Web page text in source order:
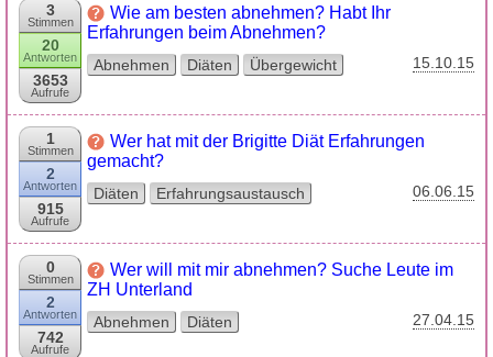
3
Stimmen
20
Antworten
3653
Aufrufe
Wie am besten abnehmen? Habt Ihr
Erfahrungen beim Abnehmen?
Abnehmen Diäten Übergewicht 15.10.15
1
Stimmen
2
Antworten
915
Aufrufe
Wer hat mit der Brigitte Diät Erfahrungen
gemacht?
Diäten Erfahrungsaustausch 06.06.15
0
Stimmen
2
Antworten
742
Aufrufe
Wer will mit mir abnehmen? Suche Leute im
ZH Unterland
Abnehmen Diäten 27.04.15